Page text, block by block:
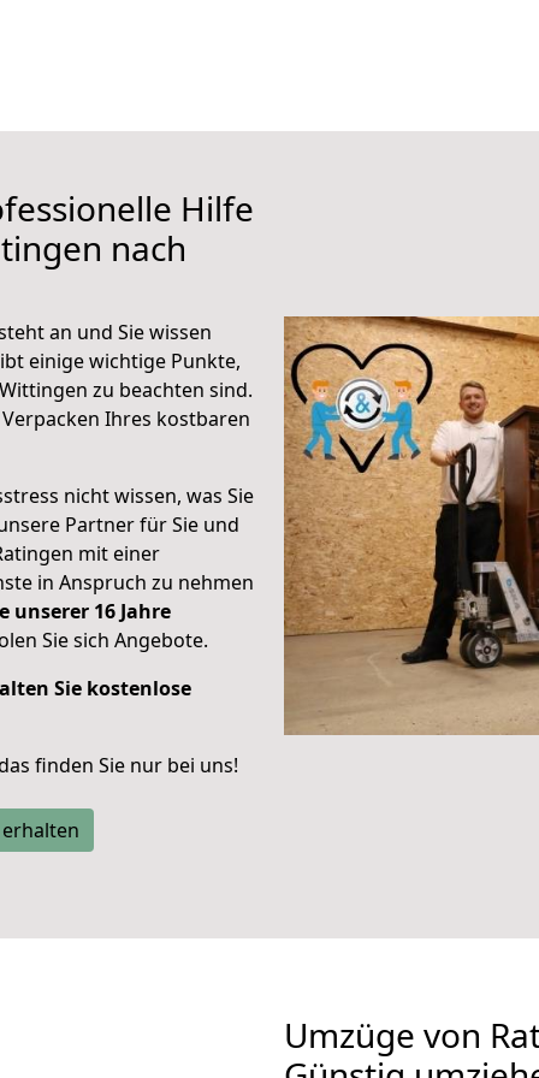
Hilfe
nach
an und Sie wissen
einige wichtige Punkte,
zu beachten sind.
Ihres kostbaren
nicht wissen, was Sie
Partner für Sie und
mit einer
in Anspruch zu nehmen
unserer 16 Jahre
Sie sich Angebote.
Sie kostenlose
finden Sie nur bei uns!
Umzüge von